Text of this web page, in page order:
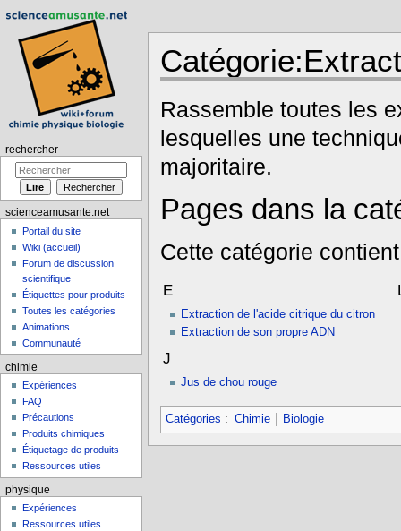
Rassemble toutes les
lesquelles une
majoritaire.
Pages dans la
Cette catégorie
E
Extraction de l'acide citrique du citron
Extraction de son propre ADN
J
Jus de chou rouge
Catégories : Chimie Biologie
rechercher
scienceamusante.net
Portail du site
Wiki (accueil)
Forum de discussion
scientifique
Étiquettes pour produits
Toutes les catégories
Animations
Communauté
chimie
Expériences
FAQ
Précautions
Produits chimiques
Étiquetage de produits
Ressources utiles
physique
Expériences
Ressources utiles